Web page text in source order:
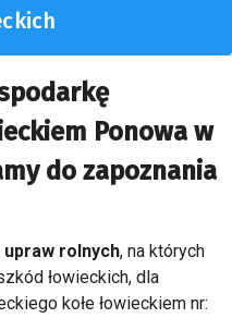
Ponowa w
do zapoznania
rolnych, na których
łowieckich, dla
kołe łowieckiem nr: